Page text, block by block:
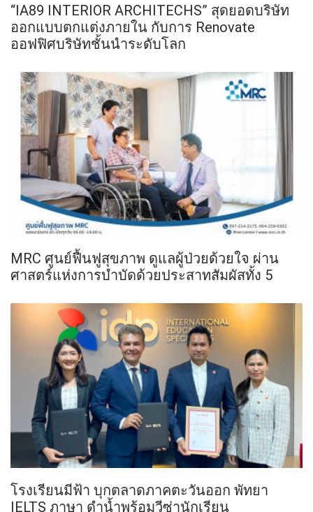
“IA89 INTERIOR ARCHITECHS” สุดยอดบริษัท
ออกแบบตกแต่งภายใน กับการ Renovate
ออฟฟิศบริษัทชั้นนำระดับโลก
MRC ศูนย์ฟื้นฟูสุขภาพ ดูแลผู้ป่วยด้วยใจ ผ่าน
ศาสตร์แห่งการบำบัดด้วยประสาทสัมผัสทั้ง 5
โรงเรียนมีฟ้า บุกตลาดภาคตะวันออก พัทยา
IELTS ภาษา ดำน้ำพร้อมวีซ่านักเรียน